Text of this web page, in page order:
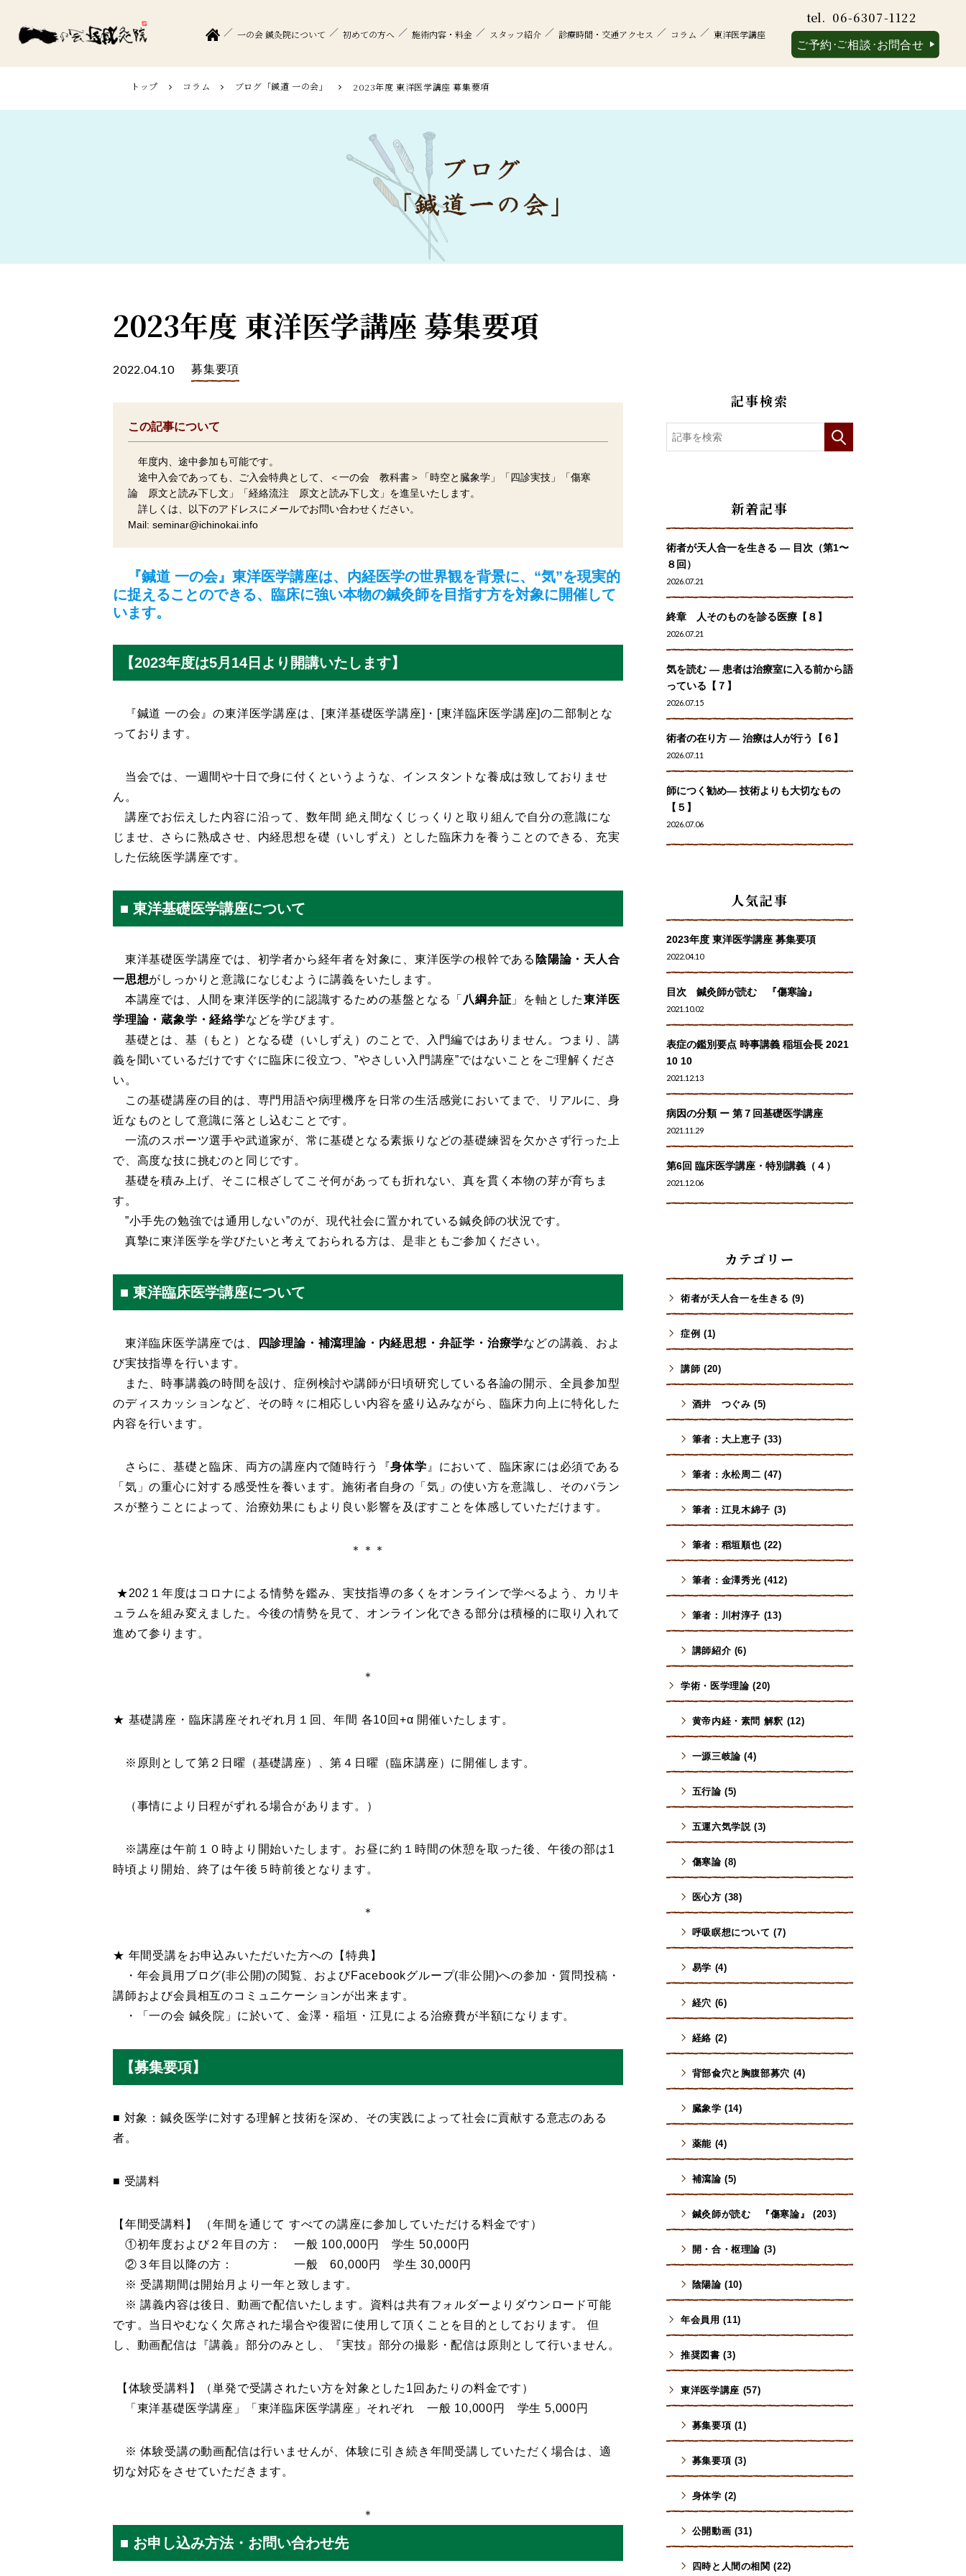
一の会 鍼灸院について 初めての方へ 施術内容・料金 スタッフ紹介 診療時間・交通アクセス コラム 東洋医学講座
tel. 06-6307-1122
トップ コラム ブログ「鍼道 ⼀の会」 2023年度 東洋医学講座 募集要項
2023年度 東洋医学講座 募集要項
2022.04.10 募集要項
この記事について
年度内、途中参加も可能です。
途中入会であっても、ご入会特典として、＜一の会 教科書＞「時空と臓象学」「四診実技」「傷寒
論 原文と読み下し文」「経絡流注 原文と読み下し文」を進呈いたします。
詳しくは、以下のアドレスにメールでお問い合わせください。
Mail: seminar@ichinokai.info
『鍼道 一の会』東洋医学講座は、内経医学の世界観を背景に、“気”を現実的
に捉えることのできる、臨床に強い本物の鍼灸師を目指す方を対象に開催して
います。
【2023年度は5月14日より開講いたします】
『鍼道 一の会』の東洋医学講座は、[東洋基礎医学講座]・[東洋臨床医学講座]の二部制とな
っております。
当会では、一週間や十日で身に付くというような、インスタントな養成は致しておりませ
ん。
講座でお伝えした内容に沿って、数年間 絶え間なくじっくりと取り組んで自分の意識にな
じませ、さらに熟成させ、内経思想を礎（いしずえ）とした臨床力を養うことのできる、充実
した伝統医学講座です。
■ 東洋基礎医学講座について
東洋基礎医学講座では、初学者から経年者を対象に、東洋医学の根幹である 陰陽論・天人合
一思想がしっかりと意識になじむように講義をいたします。
本講座では、人間を東洋医学的に認識するための基盤となる「 八綱弁証 」を軸とした東洋医
学理論・蔵象学・経絡学などを学びます。
基礎とは、基（もと）となる礎（いしずえ）のことで、入門編ではありません。つまり、講
義を聞いているだけですぐに臨床に役立つ、”やさしい入門講座”ではないことをご理解くださ
い。
この基礎講座の目的は、専門用語や病理機序を日常の生活感覚においてまで、リアルに、身
近なものとして意識に落とし込むことです。
一流のスポーツ選手や武道家が、常に基礎となる素振りなどの基礎練習を欠かさず行った上
で、高度な技に挑むのと同じです。
基礎を積み上げ、そこに根ざしてこそ何があっても折れない、真を貫く本物の芽が育ちま
す。
”小手先の勉強では通用しない”のが、現代社会に置かれている鍼灸師の状況です。
真摯に東洋医学を学びたいと考えておられる方は、是非ともご参加ください。
■ 東洋臨床医学講座について
東洋臨床医学講座では、 四診理論・補瀉理論・内経思想・弁証学・治療学などの講義、およ
び実技指導を行います。
また、時事講義の時間を設け、症例検討や講師が日頃研究している各論の開示、全員参加型
のディスカッションなど、その時々に相応しい内容を盛り込みながら、臨床力向上に特化した
内容を行います。
さらに、基礎と臨床、両方の講座内で随時行う『身体学 』において、臨床家には必須である
「気」の重心に対する感受性を養います。施術者自身の「気」の使い方を意識し、そのバラン
スが整うことによって、治療効果にもより良い影響を及ぼすことを体感していただけます。
＊＊＊
★202１年度はコロナによる情勢を鑑み、実技指導の多くをオンラインで学べるよう、カリキ
ュラムを組み変えました。今後の情勢を見て、オンライン化できる部分は積極的に取り入れて
進めて参ります。
＊
★ 基礎講座・臨床講座それぞれ月１回、年間 各10回+α 開催いたします。
※原則として第２日曜（基礎講座）、第４日曜（臨床講座）に開催します。
（事情により日程がずれる場合があります。）
※講座は午前１０時より開始いたします。お昼に約１時間の休憩を取った後、午後の部は1
時頃より開始、終了は午後５時前後となります。
＊
★ 年間受講をお申込みいただいた方への【特典】
・年会員用ブログ(非公開)の閲覧、およびFacebookグループ(非公開)への参加・質問投稿・
講師および会員相互のコミュニケーションが出来ます。
・「一の会 鍼灸院」に於いて、金澤・稲垣・江見による治療費が半額になります。
【募集要項】
■ 対象：鍼灸医学に対する理解と技術を深め、その実践によって社会に貢献する意志のある
者。
■ 受講料
【年間受講料】 （年間を通じて すべての講座に参加していただける料金です）
①初年度および２年目の方： 一般 100,000円 学生 50,000円
②３年目以降の方： 一般 60,000円 学生 30,000円
※ 受講期間は開始月より一年と致します。
※ 講義内容は後日、動画で配信いたします。資料は共有フォルダーよりダウンロード可能
です。当日やむなく欠席された場合や復習に使用して頂くことを目的としております。 但
し、動画配信は『講義』部分のみとし、『実技』部分の撮影・配信は原則として行いません。
【体験受講料】（単発で受講されたい方を対象とした1回あたりの料金です）
「東洋基礎医学講座」「東洋臨床医学講座」それぞれ 一般 10,000円 学生 5,000円
※ 体験受講の動画配信は行いませんが、体験に引き続き年間受講していただく場合は、適
切な対応をさせていただきます。
＊
■ お申し込み方法・お問い合わせ先
記事検索
新着記事
術者が天人合一を生きる — 目次（第1〜
８回）
2026.07.21
終章 人そのものを診る医療【８】
2026.07.21
気を読む ― 患者は治療室に入る前から語
っている【７】
2026.07.15
術者の在り方 ― 治療は人が行う【６】
2026.07.11
師につく勧め― 技術よりも大切なもの
【５】
2026.07.06
人気記事
2023年度 東洋医学講座 募集要項
2022.04.10
目次 鍼灸師が読む 『傷寒論』
2021.10.02
表症の鑑別要点 時事講義 稲垣会長 2021
10 10
2021.12.13
病因の分類 ー 第７回基礎医学講座
2021.11.29
第6回 臨床医学講座・特別講義（４）
2021.12.06
カテゴリー
術者が天人合一を生きる (9)
症例 (1)
講師 (20)
酒井 つぐみ (5)
筆者 : 大上恵子 (33)
筆者 : 永松周二 (47)
筆者 : 江見木綿子 (3)
筆者 : 稻垣順也 (22)
筆者 : 金澤秀光 (412)
筆者：川村淳子 (13)
講師紹介 (6)
学術・医学理論 (20)
黄帝内経・素問 解釈 (12)
一源三岐論 (4)
五行論 (5)
五運六気学説 (3)
傷寒論 (8)
医心方 (38)
呼吸瞑想について (7)
易学 (4)
経穴 (6)
経絡 (2)
背部兪穴と胸腹部募穴 (4)
臓象学 (14)
薬能 (4)
補瀉論 (5)
鍼灸師が読む 『傷寒論』 (203)
開・合・枢理論 (3)
陰陽論 (10)
年会員用 (11)
推奨図書 (3)
東洋医学講座 (57)
募集要項 (1)
募集要項 (3)
身体学 (2)
公開動画 (31)
四時と人間の相関 (22)